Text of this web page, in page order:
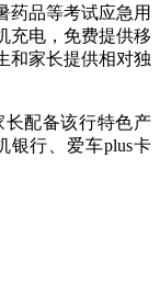
药品等考试应急用
充电，免费提供移
和家长提供相对独
配备该行特色产
银行、爱车plus卡